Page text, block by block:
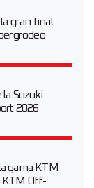
gran final
Suzuki
2026
gama KTM
KTM Off-